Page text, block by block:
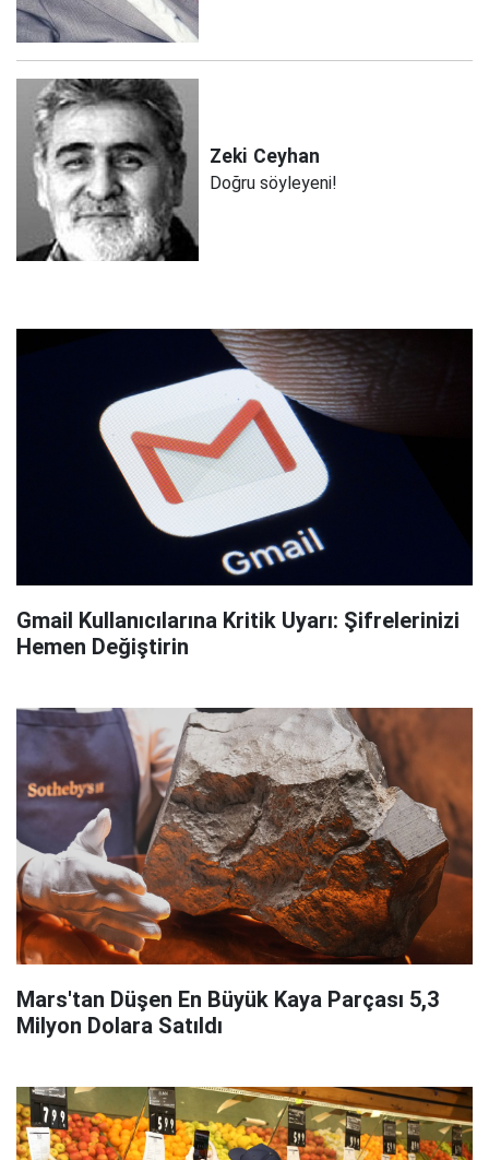
Zeki Ceyhan
Doğru söyleyeni!
Gmail Kullanıcılarına Kritik Uyarı: Şifrelerinizi
Hemen Değiştirin
Mars'tan Düşen En Büyük Kaya Parçası 5,3
Milyon Dolara Satıldı